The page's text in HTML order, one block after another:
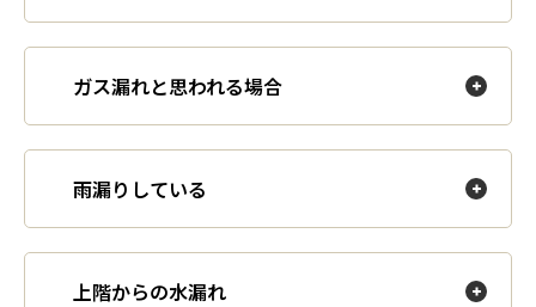
ガス漏れと思われる場合
雨漏りしている
上階からの水漏れ